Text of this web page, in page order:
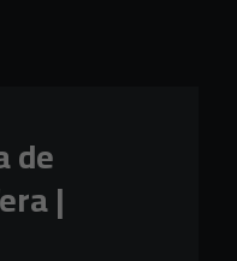
de
|